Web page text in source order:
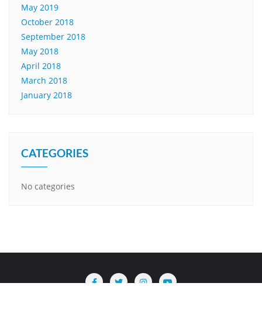
May 2019
October 2018
September 2018
May 2018
April 2018
March 2018
January 2018
CATEGORIES
No categories